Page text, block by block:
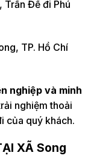
Trần Đề đi Phú
TP. Hồ Chí
nghiệp và minh
nghiệm thoải
của quý khách.
XÃ Song